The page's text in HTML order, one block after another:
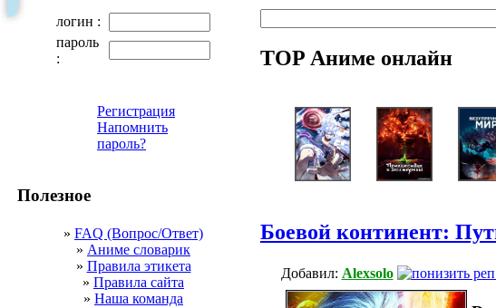
логин :
пароль
:
Регистрация
Напомнить
пароль?
Полезное
» FAQ (Вопрос/Ответ)
» Аниме словарик
» Правила этикета
» Правила сайта
» Наша команда
TOP Аниме онлайн
Боевой континент:
Добавил: Alexsolo